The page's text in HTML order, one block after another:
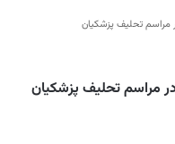
مراسم تحلیف پزشکیان
مراسم تحلیف پزشکیان